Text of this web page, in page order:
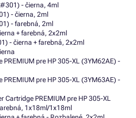
- čierna, 4ml
- čierna, 2ml
- farebná, 2ml
+ farebná, 2x2ml
- čierna + farebná, 2x2ml
PREMIUM pre HP 305-XL (3YM62AE) -
PREMIUM pre HP 305-XL (3YM63AE) -
Cartridge PREMIUM pre HP 305-XL
1x18ml/1x18ml